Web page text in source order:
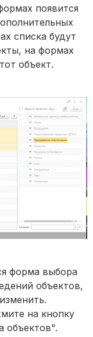
появится
списка будут
на формах
объект.
форма выбора
объектов,
на кнопку
объектов".